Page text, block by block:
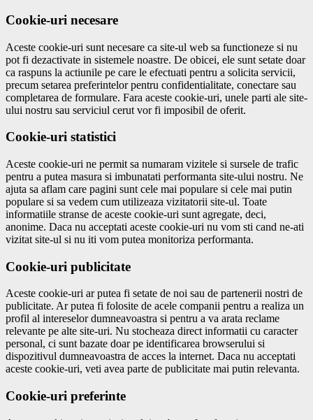
Cookie-uri necesare
Aceste cookie-uri sunt necesare ca site-ul web sa functioneze si nu
pot fi dezactivate in sistemele noastre. De obicei, ele sunt setate doar
ca raspuns la actiunile pe care le efectuati pentru a solicita servicii,
precum setarea preferintelor pentru confidentialitate, conectare sau
completarea de formulare. Fara aceste cookie-uri, unele parti ale site-
ului nostru sau serviciul cerut vor fi imposibil de oferit.
Cookie-uri statistici
Aceste cookie-uri ne permit sa numaram vizitele si sursele de trafic
pentru a putea masura si imbunatati performanta site-ului nostru. Ne
ajuta sa aflam care pagini sunt cele mai populare si cele mai putin
populare si sa vedem cum utilizeaza vizitatorii site-ul. Toate
informatiile stranse de aceste cookie-uri sunt agregate, deci,
anonime. Daca nu acceptati aceste cookie-uri nu vom sti cand ne-ati
vizitat site-ul si nu iti vom putea monitoriza performanta.
Cookie-uri publicitate
Aceste cookie-uri ar putea fi setate de noi sau de partenerii nostri de
publicitate. Ar putea fi folosite de acele companii pentru a realiza un
profil al intereselor dumneavoastra si pentru a va arata reclame
relevante pe alte site-uri. Nu stocheaza direct informatii cu caracter
personal, ci sunt bazate doar pe identificarea browserului si
dispozitivul dumneavoastra de acces la internet. Daca nu acceptati
aceste cookie-uri, veti avea parte de publicitate mai putin relevanta.
Cookie-uri preferinte